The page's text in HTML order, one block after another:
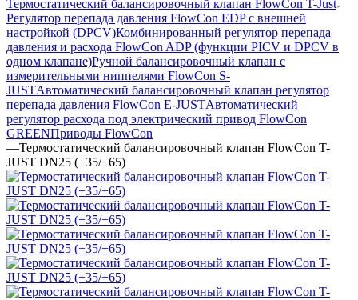
Термостатический балансировочный клапан FlowСon T-Just
Регулятор перепада давления FlowСon EDP с внешней
настройкой (DPCV)Комбинированный регулятор перепада
давления и расхода FlowСon ADP (функции PICV и DPCV в
одном клапане)Ручной балансировочный клапан с
измерительными ниппелями FlowСon S-
JUSTАвтоматический балансировочный клапан регулятор
перепада давления FlowСon E-JUSTАвтоматический
регулятор расхода под электрический привод FlowСon
GREENПриводы FlowCon
—Термостатический балансировочный клапан FlowСon T-
JUST DN25 (+35/+65)